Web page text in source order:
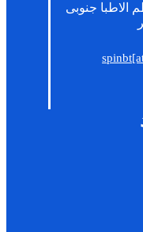
الاطبا جنوبی